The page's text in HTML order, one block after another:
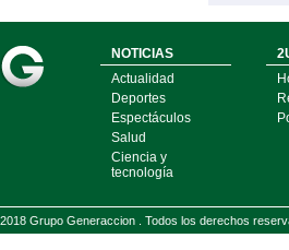
NOTICIAS
Actualidad
Deportes
Espectáculos
Salud
Ciencia y
tecnología
2018 Grupo Generaccion . Todos los derechos